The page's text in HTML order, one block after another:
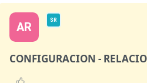
AR SR
CONFIGURACION -